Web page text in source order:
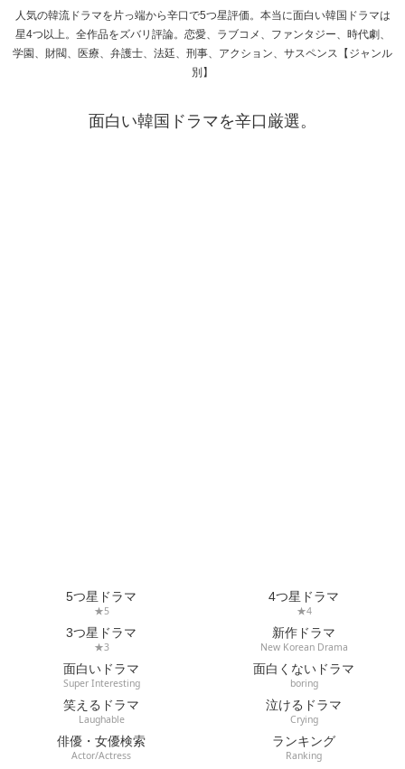
人気の韓流ドラマを片っ端から辛口で5つ星評価。本当に面白い韓国ドラマは
星4つ以上。全作品をズバリ評論。恋愛、ラブコメ、ファンタジー、時代劇、
学園、財閥、医療、弁護士、法廷、刑事、アクション、サスペンス【ジャンル
別】
面白い韓国ドラマを辛口厳選。
5つ星ドラマ
★5
4つ星ドラマ
★4
3つ星ドラマ
★3
新作ドラマ
New Korean Drama
面白いドラマ
Super Interesting
面白くないドラマ
boring
笑えるドラマ
Laughable
泣けるドラマ
Crying
俳優・女優検索
Actor/Actress
ランキング
Ranking